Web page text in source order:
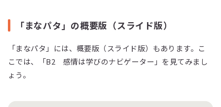
「まなパタ」の概要版（スライド版）
「まなパタ」には、概要版（スライド版）もあります。こ
こでは、「B2 感情は学びのナビゲーター」を見てみまし
ょう。